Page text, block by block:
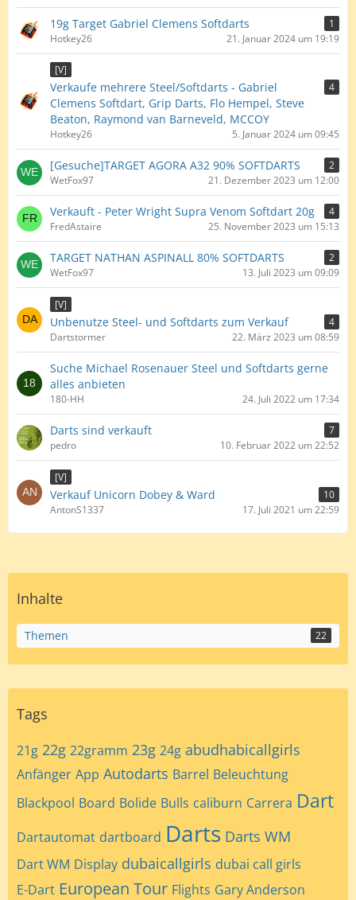
19g Target Gabriel Clemens Softdarts
1
Hotkey26
21. Januar 2024 um 19:19
[V]
Verkaufe mehrere Steel/Softdarts - Gabriel
Clemens Softdart, Grip Darts, Flo Hempel, Steve
Beaton, Raymond van Barneveld, MCCOY
4
Hotkey26 5. Januar 2024 um 09:45
[Gesuche]TARGET AGORA A32 90% SOFTDARTS
2
WetFox97
21. Dezember 2023 um 12:00
Verkauft - Peter Wright Supra Venom Softdart 20g
4
FredAstaire
25. November 2023 um 15:13
TARGET NATHAN ASPINALL 80% SOFTDARTS
2
WetFox97
13. Juli 2023 um 09:09
[V]
Unbenutze Steel- und Softdarts zum Verkauf
4
Dartstormer
22. März 2023 um 08:59
Suche Michael Rosenauer Steel und Softdarts gerne
alles anbieten
180-HH 24. Juli 2022 um 17:34
Darts sind verkauft
7
pedro
10. Februar 2022 um 22:52
[V]
Verkauf Unicorn Dobey & Ward
10
AntonS1337
17. Juli 2021 um 22:59
Inhalte
Themen 22
Tags
21g 22g 22gramm 23g 24g abudhabicallgirls
Anfänger App Autodarts Barrel Beleuchtung
Blackpool Board Bolide Bulls caliburn Carrera Dart
Dartautomat dartboard Darts Darts WM
Dart WM Display dubaicallgirls dubai call girls
E-Dart European Tour Flights Gary Anderson